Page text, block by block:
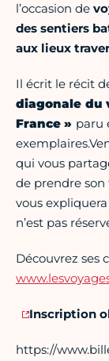
l’occasion de
des sentiers
aux lieux
Il écrit le récit
diagonale du
France » paru
qui vous
de prendre
vous
n’est pas
Découvrez ses
Inscription
https://